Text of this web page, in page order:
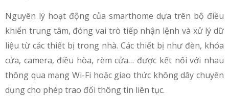
Nguyên lý hoạt động của smarthome dựa trên bộ điều
khiển trung tâm, đóng vai trò tiếp nhận lệnh và xử lý dữ
liệu từ các thiết bị trong nhà. Các thiết bị như đèn, khóa
cửa, camera, điều hòa, rèm cửa… được kết nối với nhau
thông qua mạng Wi-Fi hoặc giao thức không dây chuyên
dụng cho phép trao đổi thông tin liên tục.